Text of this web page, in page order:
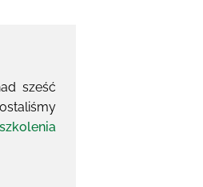
sześć
szkolenia